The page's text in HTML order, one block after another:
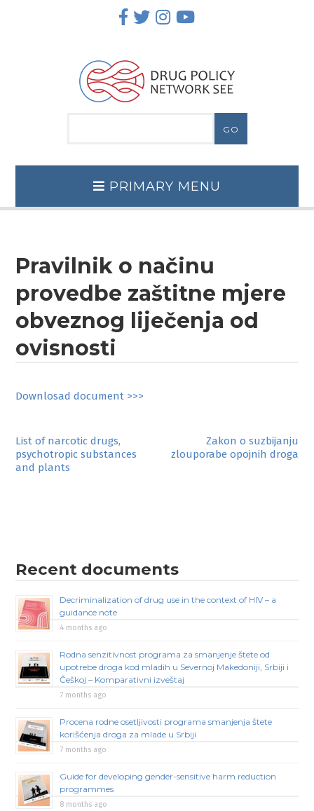
PRIMARY MENU
Pravilnik o načinu
provedbe zaštitne mjere
obveznog liječenja od
ovisnosti
Downlosad document >>>
Post
navigation
List of narcotic drugs,
psychotropic substances
and plants
Zakon o suzbijanju
zlouporabe opojnih droga
Recent documents
Decriminalization of drug use in the context of HIV – a
guidance note
4 months ago
Rodna senzitivnost programa za smanjenje štete od
upotrebe droga kod mladih u Severnoj Makedoniji, Srbiji i
Češkoj – Komparativni izveštaj
7 months ago
Procena rodne osetljivosti programa smanjenja štete
korišćenja droga za mlade u Srbiji
7 months ago
Guide for developing gender-sensitive harm reduction
programmes
8 months ago